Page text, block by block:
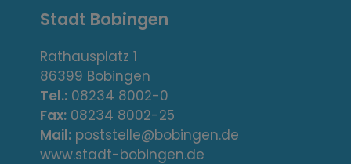
d
r
e
s
Stadt Bobingen
Rathausplatz 1
86399 Bobingen
Tel.: 08234 8002-0
Fax: 08234 8002-25
Mail: poststelle@bobingen.de
www.stadt-bobingen.de